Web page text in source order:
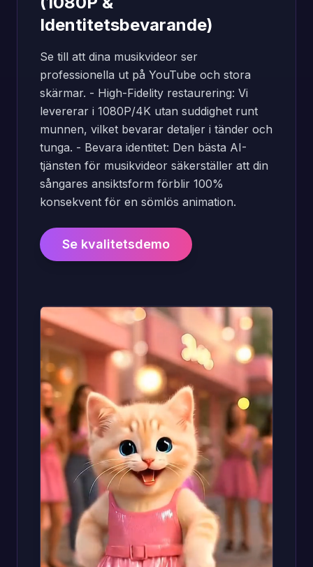
Identitetsbevarande)
Se till att dina musikvideor ser
professionella ut på YouTube och stora
skärmar. - High-Fidelity restaurering: Vi
levererar i 1080P/4K utan suddighet runt
munnen, vilket bevarar detaljer i tänder och
tunga. - Bevara identitet: Den bästa AI-
tjänsten för musikvideor säkerställer att din
sångares ansiktsform förblir 100%
konsekvent för en sömlös animation.
Se kvalitetsdemo